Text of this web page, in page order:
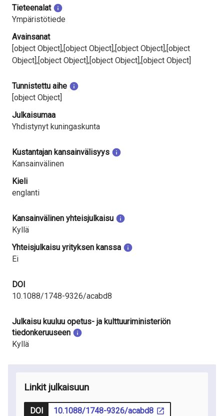
Tieteenalat
Ympäristötiede
Avainsanat
[object Object],[object Object],[object Object],[object
Object],[object Object],[object Object],[object Object]
Tunnistettu aihe
[object Object]
Julkaisumaa
Yhdistynyt kuningaskunta
Kustantajan kansainvälisyys
Kansainvälinen
Kieli
englanti
Kansainvälinen yhteisjulkaisu
Kyllä
Yhteisjulkaisu yrityksen kanssa
Ei
DOI
10.1088/1748-9326/acabd8
Julkaisu kuuluu opetus- ja kulttuuriministeriön
tiedonkeruuseen
Kyllä
Linkit julkaisuun
DOI 10.1088/1748-9326/acabd8